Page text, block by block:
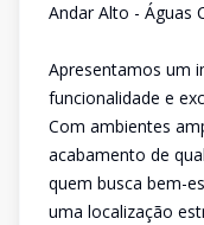
Andar Alto - Águas
Apresentamos um
funcionalidade e
Com ambientes
acabamento de
quem busca bem-
uma localização